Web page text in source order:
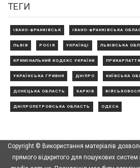
ТЕГИ
ІВАНО-ФРАНКІВСЬК ІВАНО-ФРАНКІВСЬКА
ЛЬВІВ РОСІЯ УКРАЇНЦІ ЛЬВІВСЬКА
КРИМІНАЛЬНИЙ КОДЕКС УКРАЇНИ ПРИКАРПАТТЯ
УКРАЇНСЬКА ГРИВНЯ ДНІПРО КИЇВСЬКА
ДОНЕЦЬКА ОБЛАСТЬ ХАРКІВ
ДНІПРОПЕТРОВСЬКА ОБЛАСТЬ ОДЕСА
Copyright © Використання матеріалів
прямого відкритого для пошукових